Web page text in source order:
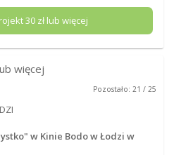
30 zł lub więcej
więcej
Pozostało: 21 / 25
w Kinie Bodo w Łodzi w